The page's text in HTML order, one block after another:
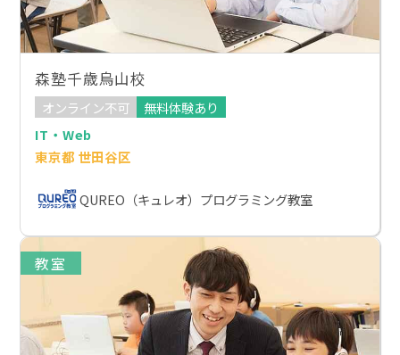
森塾千歳烏山校
オンライン不可
無料体験あり
IT・Web
東京都 世田谷区
QUREO（キュレオ）プログラミング教室
教室